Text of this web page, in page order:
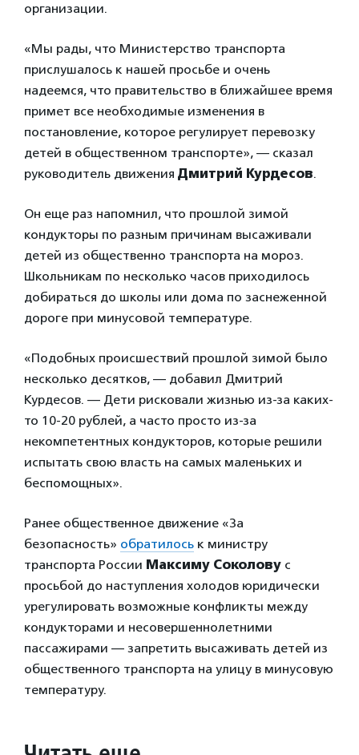
организации.
«Мы рады, что Министерство транспорта
прислушалось к нашей просьбе и очень
надеемся, что правительство в ближайшее время
примет все необходимые изменения в
постановление, которое регулирует перевозку
детей в общественном транспорте», — сказал
руководитель движения Дмитрий Курдесов.
Он еще раз напомнил, что прошлой зимой
кондукторы по разным причинам высаживали
детей из общественно транспорта на мороз.
Школьникам по несколько часов приходилось
добираться до школы или дома по заснеженной
дороге при минусовой температуре.
«Подобных происшествий прошлой зимой было
несколько десятков, — добавил Дмитрий
Курдесов. — Дети рисковали жизнью из-за каких-
то 10-20 рублей, а часто просто из-за
некомпетентных кондукторов, которые решили
испытать свою власть на самых маленьких и
беспомощных».
Ранее общественное движение «За
безопасность» обратилось к министру
транспорта России Максиму Соколову с
просьбой до наступления холодов юридически
урегулировать возможные конфликты между
кондукторами и несовершеннолетними
пассажирами — запретить высаживать детей из
общественного транспорта на улицу в минусовую
температуру.